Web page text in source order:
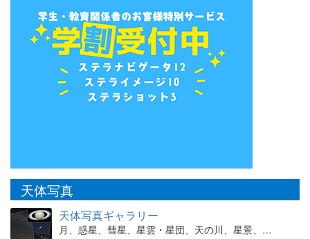
天体写真
天体写真ギャラリー
月、惑星、彗星、星雲・星団、天の川、星景、…